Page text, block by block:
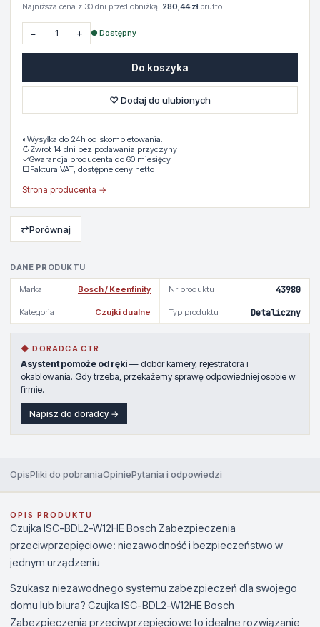
DANE PRODUKTU
Marka Bosch / Keenfinity Nr produktu 43980
Kategoria Czujki dualne Typ produktu Detaliczny
◆ DORADCA CTR
Asystent pomoże od ręki — dobór kamery, rejestratora i
okablowania. Gdy trzeba, przekażemy sprawę odpowiedniej osobie w
firmie.
Napisz do doradcy →
Najniższa cena z 30 dni przed obniżką: 280,44 złbrutto
− + ● Dostępny
Do koszyka
♡ Dodaj do ulubionych
◐ Wysyłka do 24h od skompletowania.
↻Zwrot 14 dni bez podawania przyczyny
✓Gwarancja producenta do 60 miesięcy
▢Faktura VAT, dostępne ceny netto
Strona producenta →
⇄Porównaj
OpisPliki do pobraniaOpiniePytania i odpowiedzi
OPIS PRODUKTU
Czujka ISC-BDL2-W12HE Bosch Zabezpieczenia
przeciwprzepięciowe: niezawodność i bezpieczeństwo w
jednym urządzeniu
Szukasz niezawodnego systemu zabezpieczeń dla swojego
domu lub biura? Czujka ISC-BDL2-W12HE Bosch
Zabezpieczenia przeciwprzepięciowe to idealne rozwiązanie